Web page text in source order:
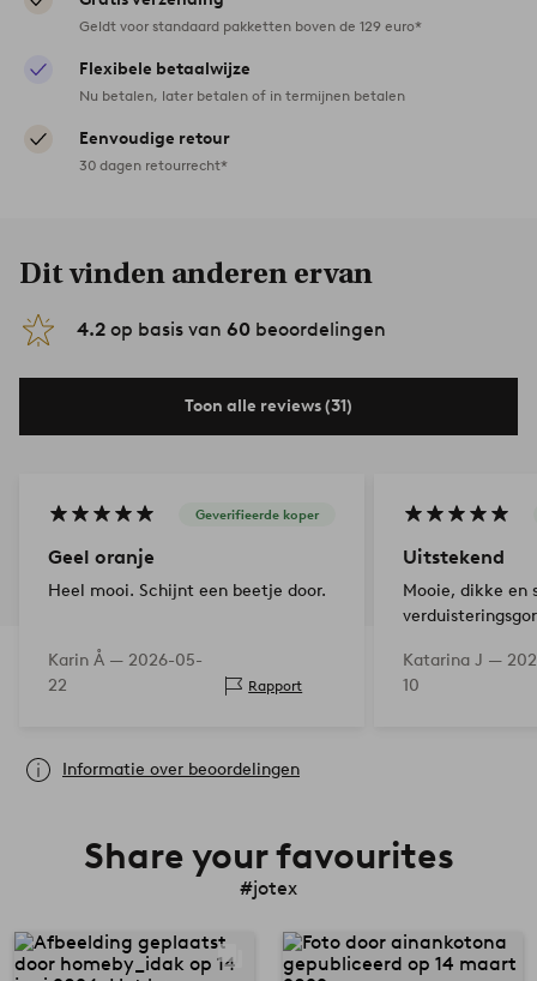
Geldt voor standaard pakketten boven de 129 euro*
Flexibele betaalwijze
Nu betalen, later betalen of in termijnen betalen
Eenvoudige retour
30 dagen retourrecht*
Dit vinden anderen ervan
4.2 op basis van 60 beoordelingen
Toon alle reviews (31)
Geverifieerde koper
Geel oranje
Heel mooi. Schijnt een beetje door.
Karin Å — 2026-05-
22
Rapport
Uitstekend
Mooie, dikke en
schroeven/
Katarina J —
10
Informatie over beoordelingen
Share your favourites
#jotex